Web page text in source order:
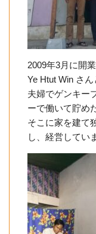
2009年3月に開
Ye Htut Win さん
夫婦でゲンキー
ーで働いて貯め
そこに家を建て
し、経営してい